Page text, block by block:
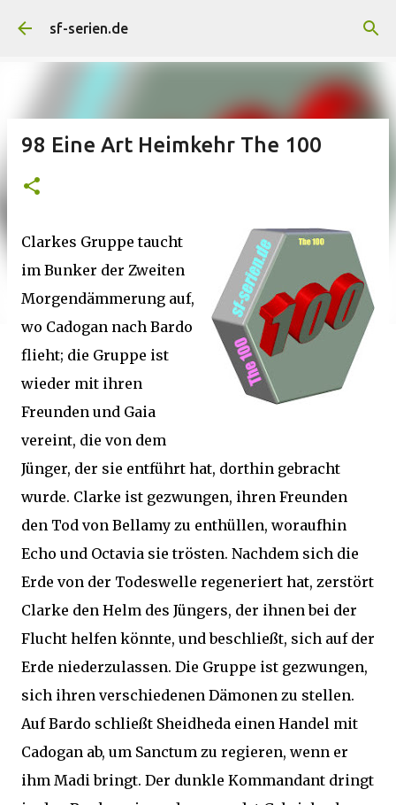
Direkt zum Hauptbereich
sf-serien.de
98 Eine Art Heimkehr The 100
Clarkes Gruppe taucht
im Bunker der Zweiten
Morgendämmerung auf,
wo Cadogan nach Bardo
flieht; die Gruppe ist
wieder mit ihren
Freunden und Gaia
vereint, die von dem
Jünger, der sie entführt hat, dorthin gebracht
wurde. Clarke ist gezwungen, ihren Freunden
den Tod von Bellamy zu enthüllen, woraufhin
Echo und Octavia sie trösten. Nachdem sich die
Erde von der Todeswelle regeneriert hat, zerstört
Clarke den Helm des Jüngers, der ihnen bei der
Flucht helfen könnte, und beschließt, sich auf der
Erde niederzulassen. Die Gruppe ist gezwungen,
sich ihren verschiedenen Dämonen zu stellen.
Auf Bardo schließt Sheidheda einen Handel mit
Cadogan ab, um Sanctum zu regieren, wenn er
ihm Madi bringt. Der dunkle Kommandant dringt